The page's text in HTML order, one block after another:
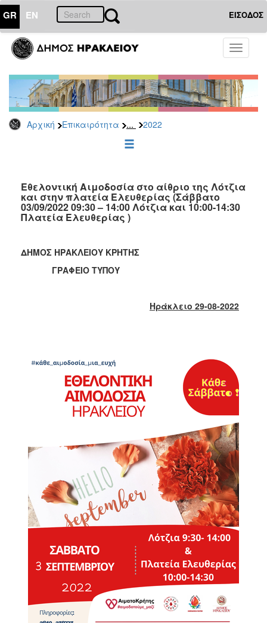
GR EN ΕΙΣΟΔΟΣ
Toggle
Αρχική Επικαιρότητα ... 2022
ΕΠΙΚΑΙΡΟΤΗΤΑ
Τύπου
Αρχείο
2026
2025
2022
2021
2020
2018
2017
2011
2006
ΔΗΜΟΤΗΣ
ΕΠΙΣΚΕΠΤΗΣ
ΗΡΑΚΛΕΙΟ
Εθελοντική Αιμοδοσία στο αίθριο της Λότζια
και στην πλατεία Ελευθερίας (Σάββατο
03/09/2022 09:30 – 14:00 Λότζια και 10:00-14:30
Πλατεία Ελευθερίας )
ΔΗΜΟΣ ΗΡΑΚΛΕΙΟΥ ΚΡΗΤΗΣ
ΓΡΑΦΕΙΟ ΤΥΠΟΥ
Ηράκλειο 29-08-2022